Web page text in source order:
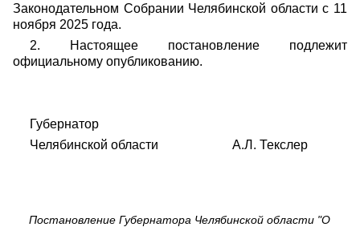
Законодательном Собрании Челябинской области с 11
ноября 2025 года.
2. Настоящее постановление подлежит
официальному опубликованию.
Губернатор
Челябинской области А.Л. Текслер
Постановление Губернатора Челябинской области "О